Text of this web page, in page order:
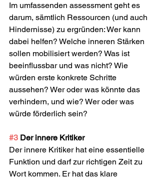
Im umfassenden assessment geht es
darum, sämtlich Ressourcen (und auch
Hindernisse) zu ergründen: Wer kann
dabei helfen? Welche inneren Stärken
sollen mobilisiert werden? Was ist
beeinflussbar und was nicht? Wie
würden erste konkrete Schritte
aussehen? Wer oder was könnte das
verhindern, und wie? Wer oder was
würde förderlich sein?
#3 Der innere Kritiker
Der innere Kritiker hat eine essentielle
Funktion und darf zur richtigen Zeit zu
Wort kommen. Er hat das klare